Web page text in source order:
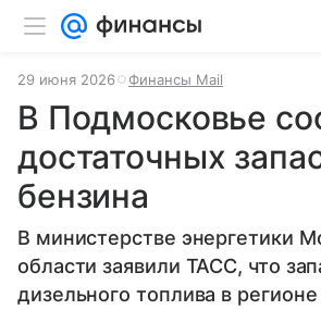
29 июня 2026 Финансы Mail
В Подмосковье
достаточных
бензина
В министерстве энергетики
области заявили ТАСС, что
дизельного топлива в регионе